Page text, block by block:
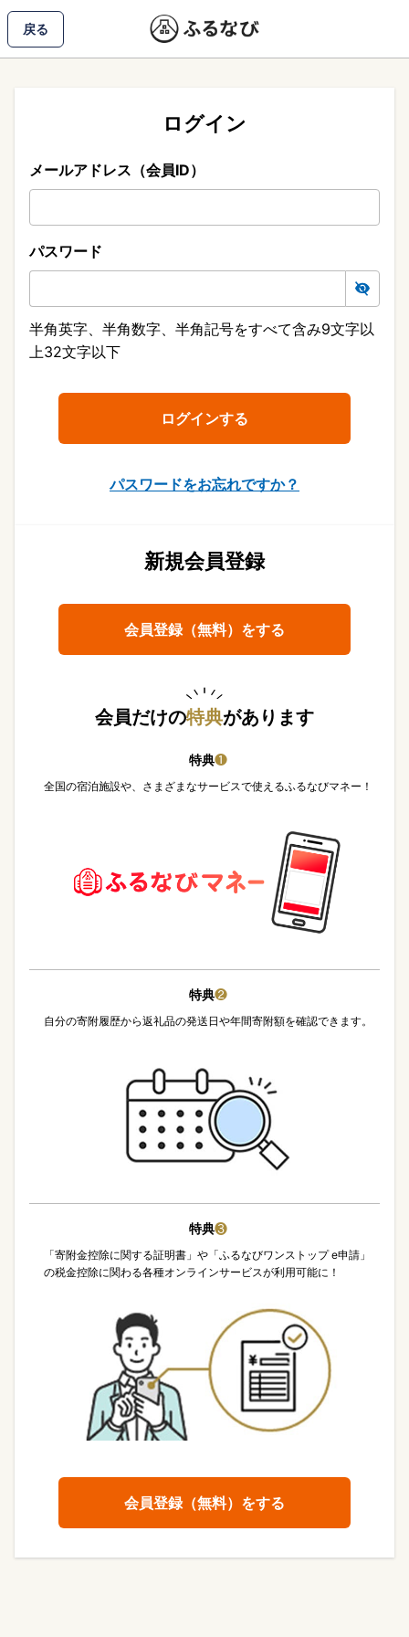
戻る
ログイン
メールアドレス（会員ID）
パスワード
半角英字、半角数字、半角記号をすべて含み9文字以
上32文字以下
パスワードをお忘れですか？
新規会員登録
会員登録（無料）をする
会員だけの特典があります
特典❶
全国の宿泊施設や、さまざまなサービスで使えるふるなびマネー！
特典❷
自分の寄附履歴から返礼品の発送日や年間寄附額を確認できます。
特典❸
「寄附金控除に関する証明書」や「ふるなびワンストップ e申請」
の税金控除に関わる各種オンラインサービスが利用可能に！
会員登録（無料）をする